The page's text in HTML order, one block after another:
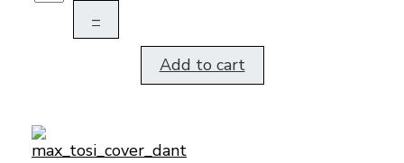
–
Add to cart